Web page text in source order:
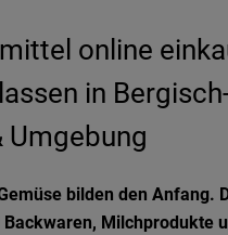
online
in
Umgebung
bilden den Anfang.
Milchprodukte